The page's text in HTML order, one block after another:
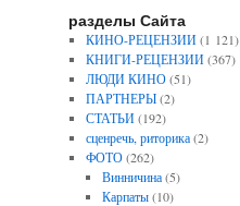
разделы Сайта
КИНО-РЕЦЕНЗИИ(1 121)
КНИГИ-РЕЦЕНЗИИ(367)
ЛЮДИ КИНО(51)
ПАРТНЕРЫ(2)
СТАТЬИ(192)
сценречь, риторика(2)
ФОТО(262)
Винничина(5)
Карпаты(10)